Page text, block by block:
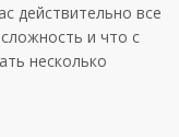
действительно все
и что с
несколько